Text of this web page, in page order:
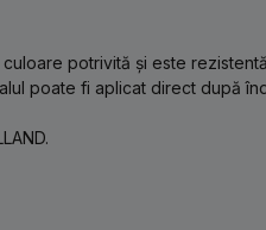
potrivită și este
poate fi aplicat direct după